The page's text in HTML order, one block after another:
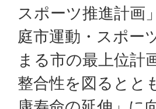
スポーツ推進計画
庭市運動・スポー
まる市の最上位計
整合性を図るとと